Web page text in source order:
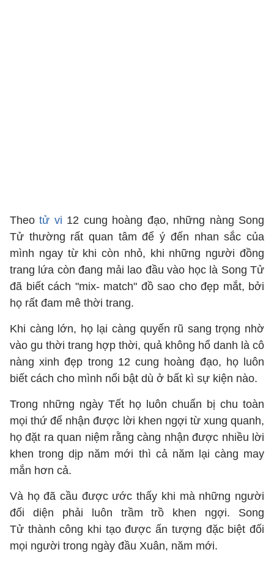
Theotử vi 12 cung hoàng đạo, những nàng Song
Tử thường rất quan tâm để ý đến nhan sắc của
mình ngay từ khi còn nhỏ, khi những người đồng
trang lứa còn đang mải lao đầu vào học là Song Tử
đã biết cách "mix- match" đồ sao cho đẹp mắt, bởi
họ rất đam mê thời trang.
Khi càng lớn, họ lại càng quyến rũ sang trọng nhờ
vào gu thời trang hợp thời, quả không hổ danh là cô
nàng xinh đẹp trong 12 cung hoàng đạo, họ luôn
biết cách cho mình nổi bật dù ở bất kì sự kiện nào.
Trong những ngày Tết họ luôn chuẩn bị chu toàn
mọi thứ để nhận được lời khen ngợi từ xung quanh,
họ đặt ra quan niệm rằng càng nhận được nhiều lời
khen trong dịp năm mới thì cả năm lại càng may
mắn hơn cả.
Và họ đã cầu được ước thấy khi mà những người
đối diện phải luôn trầm trồ khen ngợi. Song
Tử thành công khi tạo được ấn tượng đặc biệt đối
mọi người trong ngày đầu Xuân, năm mới.